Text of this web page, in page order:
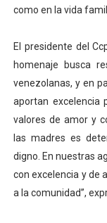
como en la vida
El presidente del
homenaje busca
venezolanas, y en
aportan excelencia
valores de amor y
las madres es
digno. En nuestras
con excelencia y de
a la comunidad”,